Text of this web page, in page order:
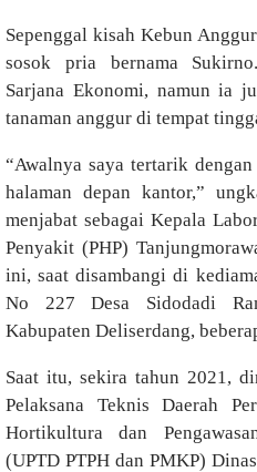
Sepenggal kisah Kebun
sosok pria bernama
Sarjana Ekonomi, namun ia
tanaman anggur di tempat
“Awalnya saya tertarik
halaman depan kantor,”
menjabat sebagai Kepala
Penyakit (PHP)
ini, saat disambangi di
No 227 Desa Sidodadi
Kabupaten Deliserdang,
Saat itu, sekira tahun 2021,
Pelaksana Teknis Daerah
Hortikultura dan
(UPTD PTPH dan PMKP)